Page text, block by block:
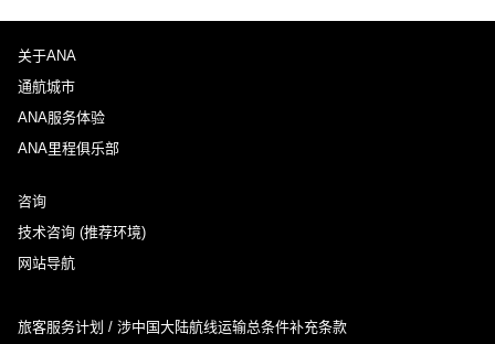
关于ANA
通航城市
ANA服务体验
ANA里程俱乐部
咨询
技术咨询 (推荐环境)
网站导航
旅客服务计划 / 涉中国大陆航线运输总条件补充条款